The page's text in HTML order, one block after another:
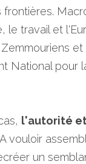
frontières.
le travail et
et
National pour
l'autorité
vouloir
un